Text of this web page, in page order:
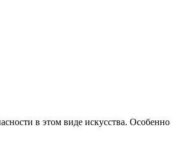
в этом виде искусства. Особенно